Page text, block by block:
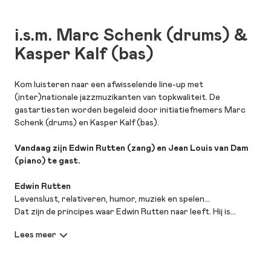
i.s.m. Marc Schenk (drums) &
Kasper Kalf (bas)
Kom luisteren naar een afwisselende line-up met
(inter)nationale jazzmuzikanten van topkwaliteit. De
gastartiesten worden begeleid door initiatiefnemers Marc
Schenk (drums) en Kasper Kalf (bas).
Vandaag zijn Edwin Rutten (zang) en Jean Louis van Dam
(piano) te gast.
Edwin Rutten
Levenslust, relativeren, humor, muziek en spelen...
Dat zijn de principes waar Edwin Rutten naar leeft. Hij is
docent en columnist. "Het is één grote pot verwarring", aldus